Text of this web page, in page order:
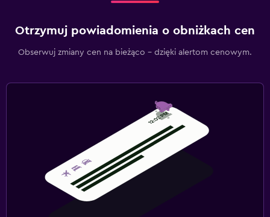
Otrzymuj powiadomienia o obniżkach cen
Obserwuj zmiany cen na bieżąco – dzięki alertom cenowym.